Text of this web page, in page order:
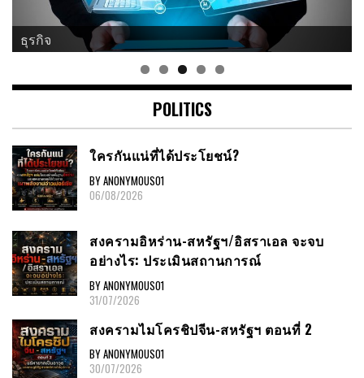
ธุรกิจ
POLITICS
ใครกันแน่ที่ได้ประโยชน์?
BY ANONYMOUS01
06/08/2026
สงครามอิหร่าน-สหรัฐฯ/อิสราเอล จะจบ
อย่างไร: ประเมินสถานการณ์
BY ANONYMOUS01
31/07/2026
สงครามไมโครชิปจีน-สหรัฐฯ ตอนที่ 2
BY ANONYMOUS01
30/07/2026